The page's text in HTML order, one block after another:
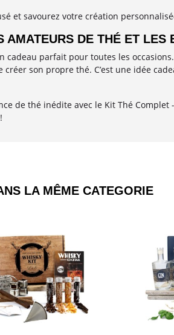
et savourez votre création
DE THÉ ET LES
cadeau parfait pour toutes les
son propre thé. C’est une idée
de thé inédite avec le Kit Thé
LA MÊME CATEGORIE​
Aperçu